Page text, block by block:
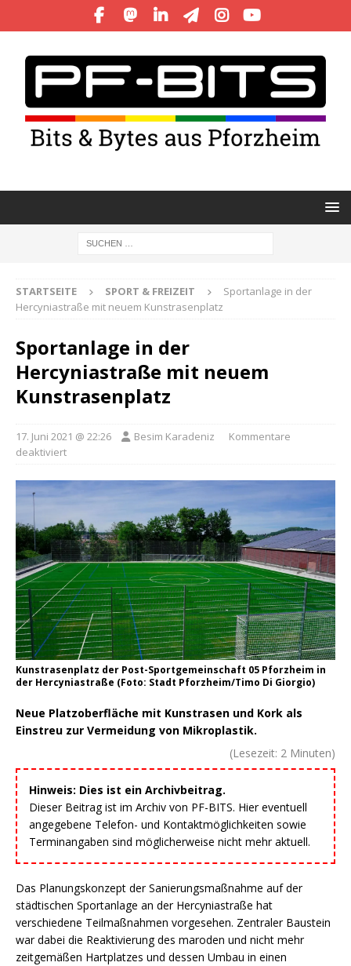
STARTSEITE SPORT & FREIZEIT
Sportanlage in der
Hercyniastraße mit neuem Kunstrasenplatz
Sportanlage in der
Hercyniastraße mit neuem
Kunstrasenplatz
17. Juni 2021 @ 22:26 Besim Karadeniz
Kommentare
deaktiviert
Kunstrasenplatz der Post-Sportgemeinschaft 05 Pforzheim in
der Hercyniastraße (Foto: Stadt Pforzheim/Timo Di Giorgio)
Neue Platzoberfläche mit Kunstrasen und Kork als
Einstreu zur Vermeidung von Mikroplastik.
(Lesezeit: 2 Minuten)
Hinweis: Dies ist ein Archivbeitrag.
Dieser Beitrag ist im Archiv von PF-BITS. Hier eventuell
angegebene Telefon- und Kontaktmöglichkeiten sowie
Terminangaben sind möglicherweise nicht mehr aktuell.
Das Planungskonzept der Sanierungsmaßnahme auf der
städtischen Sportanlage an der Hercyniastraße hat
verschiedene Teilmaßnahmen vorgesehen. Zentraler Baustein
war dabei die Reaktivierung des maroden und nicht mehr
zeitgemäßen Hartplatzes und dessen Umbau in einen